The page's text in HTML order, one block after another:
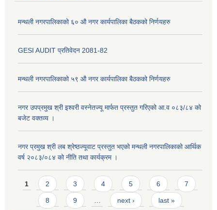
मन्थली नगरपालिकाको ६० औ नगर कार्यपालिका बैठकको निर्णयहरु
GESI AUDIT प्रतिवेदन 2081-82
मन्थली नगरपालिकाको ५९ औ नगर कार्यपालिका बैठकको निर्णयहरु
नगर उपप्रमुख श्री इश्वरी वस्नेतज्यू मार्फत प्रस्तुत गरिएको आ.व ०८३/८४ को
बजेट वक्तव्य ।
नगर प्रमुख श्री लब श्रेष्ठज्यूवाट प्रस्तुत भएको मन्थली नगरपालिकाको आर्थिक
वर्ष २०८३/०८४ को नीति तथा कार्यक्रम ।
Pages
1 2 3 4 5 6 7
8 9 next › last »